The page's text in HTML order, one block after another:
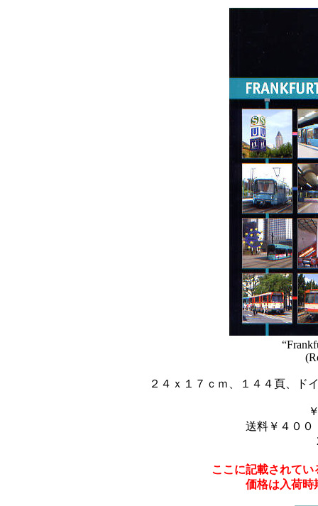
２４ｘ１７ｃｍ、１４４頁、ド
送料￥４００
ここに記載されて
価格は入荷時